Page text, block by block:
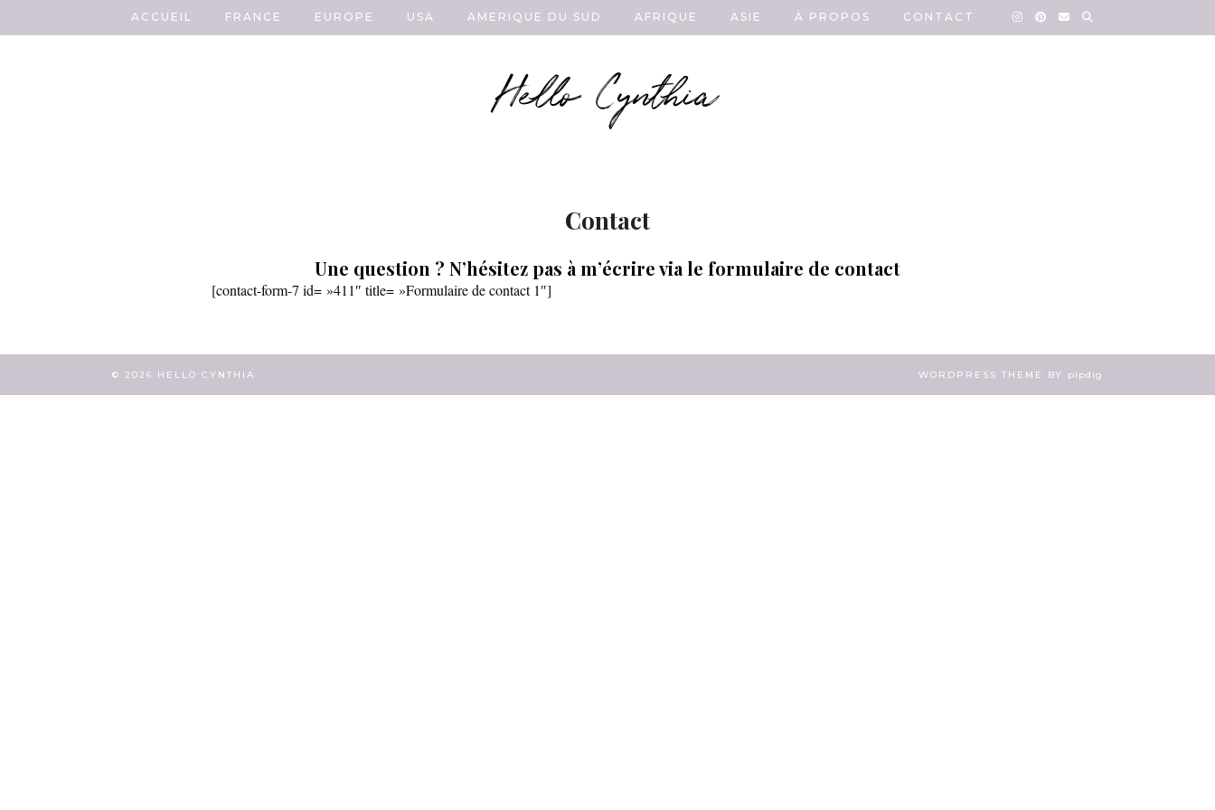
Hello Cynthia
ACCUEIL FRANCE EUROPE USA AMERIQUE DU SUD AFRIQUE ASIE À PROPOS CONTACT
Contact
Une question ? N’hésitez pas à m’écrire via le formulaire de contact
[contact-form-7 id= »411″ title= »Formulaire de contact 1″]
© 2026 HELLO CYNTHIA WORDPRESS THEME BY pipdig